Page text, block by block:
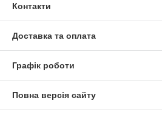
Контакти
Доставка та оплата
Графік роботи
Повна версія сайту